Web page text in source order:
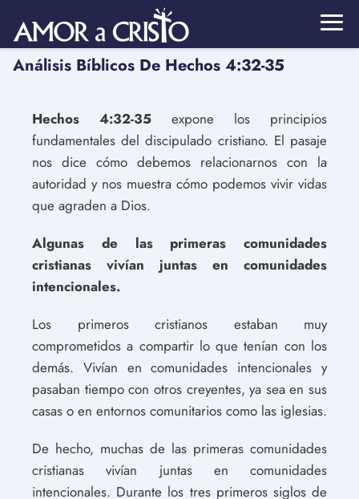
Análisis Bíblicos De Hechos 4:32-35
Hechos 4:32-35 expone los principios
fundamentales del discipulado cristiano. El pasaje
nos dice cómo debemos relacionarnos con la
autoridad y nos muestra cómo podemos vivir vidas
que agraden a Dios.
Algunas de las primeras comunidades
cristianas vivían juntas en comunidades
intencionales.
Los primeros cristianos estaban muy
comprometidos a compartir lo que tenían con los
demás. Vivían en comunidades intencionales y
pasaban tiempo con otros creyentes, ya sea en sus
casas o en entornos comunitarios como las iglesias.
De hecho, muchas de las primeras comunidades
cristianas vivían juntas en comunidades
intencionales. Durante los tres primeros siglos de